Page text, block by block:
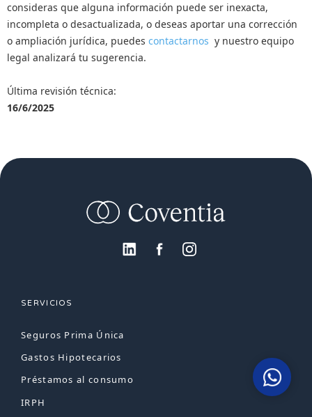
consideras que alguna información puede ser inexacta,
incompleta o desactualizada, o deseas aportar una corrección
o ampliación jurídica, puedes contactarnos y nuestro equipo
legal analizará tu sugerencia.
Última revisión técnica:
16/6/2025
SERVICIOS
Seguros Prima Única
Gastos Hipotecarios
Préstamos al consumo
IRPH